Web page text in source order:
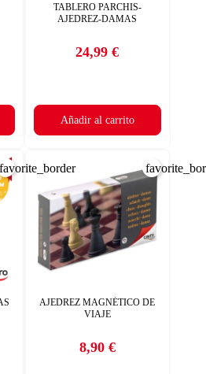
TABLERO PARCHIS-
AJEDREZ-DAMAS
Precio
24,99 €
Añadir al carrito
favorite_border
AJEDREZ MAGNÉTICO DE
VIAJE
Precio
8,90 €